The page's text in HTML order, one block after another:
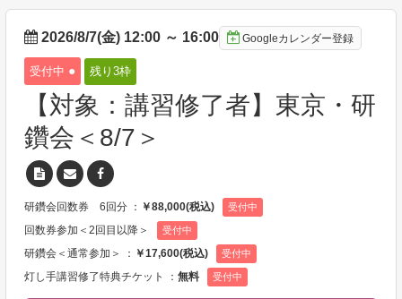
2026/8/7(金) 12:00 ～ 16:00 Googleカレンダー登録
受付中 ● 残り3枠
【対象：講習修了者】東京・研
鑽会＜8/7＞
研鑽会回数券 6回分 ： ￥88,000(税込) 受付中
回数券参加＜2回目以降＞ 受付中
研鑽会＜通常参加＞ ： ￥17,600(税込) 受付中
灯し手講習修了特典チケット ： 無料 受付中